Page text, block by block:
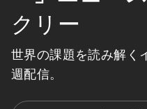
クリー
世界の課題を読み解く
週配信。